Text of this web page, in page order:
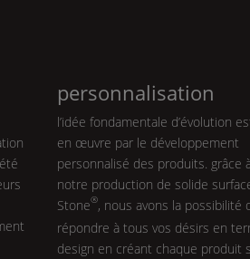
personnalisation
l’idée fondamentale d’évolution
en œuvre par le développement
personnalisé des produits. grâce
notre production de solide
Stone®, nous avons la possibilité
répondre à tous vos désirs en
design en créant chaque produit